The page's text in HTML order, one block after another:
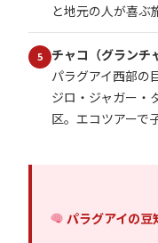
と地元の人が喜ぶ
5
チャコ（グランチ
パラグアイ西部の
ジロ・ジャガー・
区。エコツアーで
パラグアイの豆